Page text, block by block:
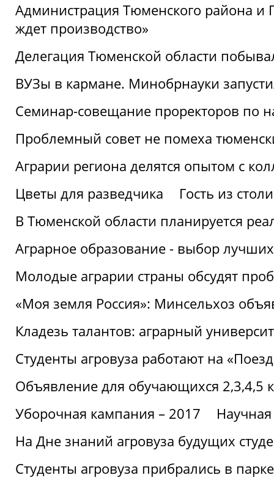
Администрация Тюменского района и
ждет производство»
Делегация Тюменской области
ВУЗы в кармане. Минобрнауки
Семинар-совещание проректоров по
Проблемный совет не помеха
Аграрии региона делятся опытом с
Цветы для разведчика
Гость из
В Тюменской области планируется
Аграрное образование - выбор лучших
Молодые аграрии страны обсудят
«Моя земля Россия»: Минсельхоз
Кладезь талантов: аграрный
Студенты агровуза работают на
Объявление для обучающихся 2,3,4,5
Уборочная кампания – 2017
На Дне знаний агровуза будущих
Студенты агровуза прибрались в